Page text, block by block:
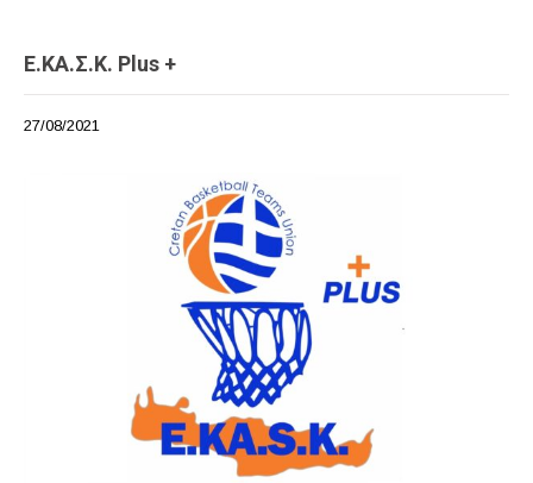
E.ΚΑ.Σ.Κ. Plus +
27/08/2021